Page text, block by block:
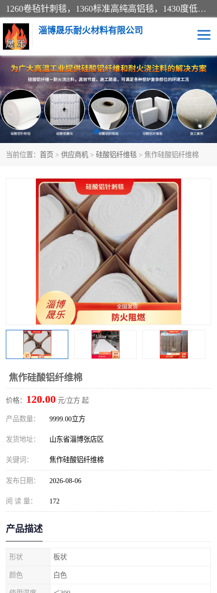
1260卷毡针刺毯，1360标准高纯高铝毯，1430度低锆锆铝含锆毯，普通挡渣棉卷毡，防火纸、挡火板、隔热垫片模块、棉块、折叠块、散棉高温固化剂价格规格密度多少钱图片视频立方平米参数指标
淄博晟乐耐火材料有限公司
当前位置： 首页 > 供应商机 > 硅酸铝纤维毯 > 焦作硅酸铝纤维棉
焦作硅酸铝纤维棉
价格： 120.00 元/立方 起
产品数量： 9999.00立方
发货地址： 山东省淄博张店区
关键词： 焦作硅酸铝纤维棉
发布日期： 2026-08-06
阅 读 量： 172
产品描述
形状 板状
颜色 白色
硅酸铝挡渣棉 硅酸铝纤维纸
硅酸铝挡火板 高铝毯
含锆毯 硅酸铝折叠块
硅酸铝散棉 硅酸铝纤维毯
硅酸铝垫片 陶瓷纤维纸
硅酸铝纤维毡 硅酸铝模块
硅酸铝保温棉 硅酸铝板